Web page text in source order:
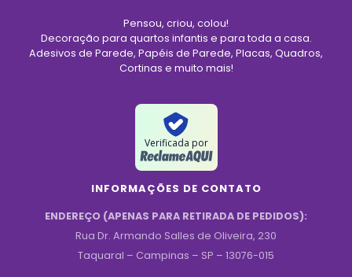
Pensou, criou, colou!
Decoração para quartos infantis e para toda a casa.
Adesivos de Parede, Papéis de Parede, Placas, Quadros,
Cortinas e muito mais!
Verificada por
INFORMAÇÕES DE CONTATO
ENDEREÇO (APENAS PARA RETIRADA DE PEDIDOS):
Rua Dr. Armando Salles de Oliveira, 230
Taquaral – Campinas – SP – 13076-015